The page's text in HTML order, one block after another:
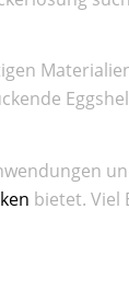
bietet. Viel